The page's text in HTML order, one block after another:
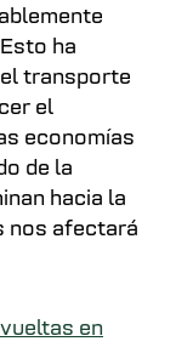
ha
transporte
el
economías
de la
hacia la
nos afectará
en